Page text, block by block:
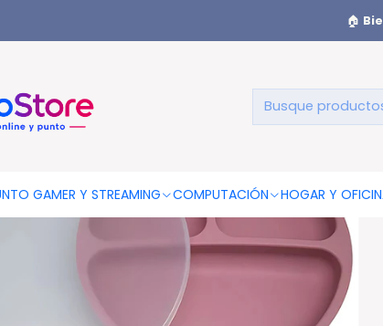
GAMER Y STREAMING COMPUTACIÓN HOGAR Y
🏠
Plato Silicona Bebe Kido Ventosa y 3 Divisiones Colores - PS